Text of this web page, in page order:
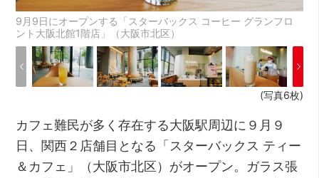
9月9日にオープンする「スターバックス コーヒー グランフロ
ント大阪北館1階店」（大阪市北区）
(写真6枚)
カフェ難民が多く存在する大阪駅周辺に９月９
日、関西２店舗目となる「スターバックス ティー
＆カフェ」（大阪市北区）がオープン。ガラス張